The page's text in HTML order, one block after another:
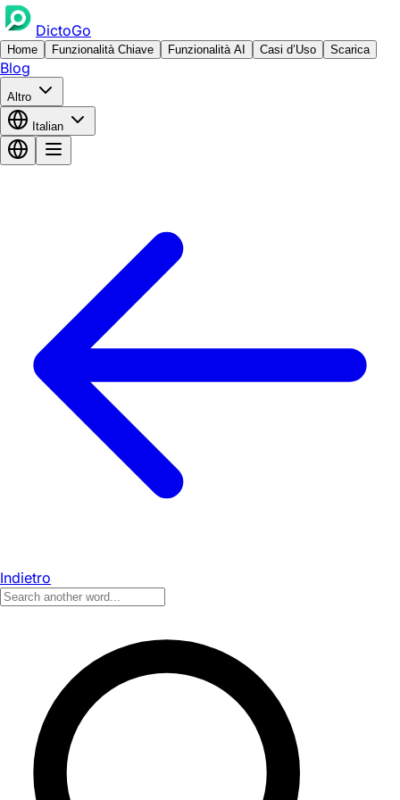
DictoGo
Home Funzionalità Chiave Funzionalità AI Casi d’Uso Scarica
Blog
Altro
Italian
Indietro